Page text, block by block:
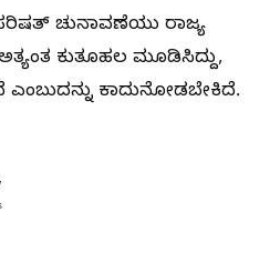
ಚುನಾವಣೆಯು ರಾಜ್ಯ
ಕುತೂಹಲ ಮೂಡಿಸಿದ್ದು,
ಕಾದುನೋಡಬೇಕಿದೆ.